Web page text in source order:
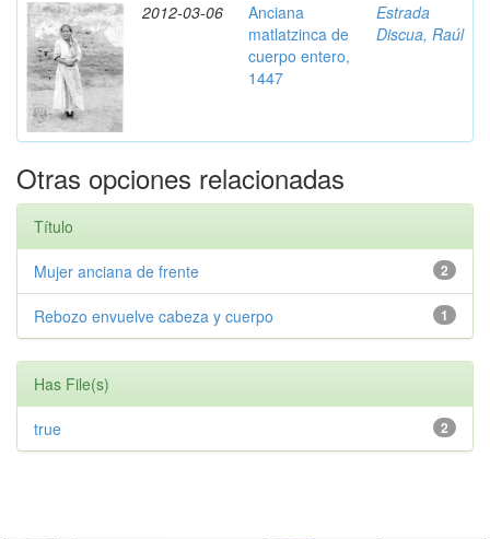
2012-03-06
Anciana
matlatzinca de
cuerpo entero,
1447
Estrada
Discua, Raúl
Otras opciones relacionadas
Título
2
Mujer anciana de frente
1
Rebozo envuelve cabeza y cuerpo
Has File(s)
2
true